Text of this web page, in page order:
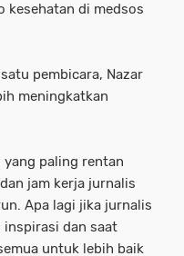
kesehatan di medsos
pembicara, Nazar
meningkatkan
paling rentan
jam kerja jurnalis
Apa lagi jika jurnalis
dan saat
untuk lebih baik